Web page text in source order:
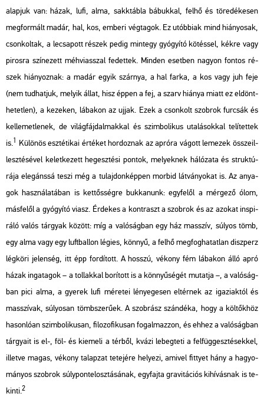
alap­juk van: házak, lufi, alma, sakk­táb­la bá­buk­kal, felhő és tö­re­dé­ke­sen
meg­for­mált madár, hal, kos, em­be­ri vég­ta­gok. Ez utób­bi­ak mind hi­á­nyo­sak,
cson­kol­tak, a le­csa­pott ré­szek pedig mint­egy gyó­gyí­tó kö­tés­sel, kékre vagy
pi­ros­ra szí­ne­zett méh­vi­asszal fe­det­tek. Min­den eset­ben na­gyon fon­tos ré­
szek hi­á­nyoz­nak: a madár egyik szár­nya, a hal farka, a kos vagy juh feje
(nem tud­hat­juk, me­lyik állat, hisz éppen a fej, a szarv hi­á­nya miatt ez el­dönt­
he­tet­len), a ke­ze­ken, lá­ba­kon az ujjak. Ezek a cson­kolt szob­rok fur­csák és
kel­le­met­le­nek, de vi­lág­fáj­dal­mak­kal és szim­bo­li­kus uta­lá­sok­kal te­lí­tet­tek
is.1 Kü­lö­nös esz­té­ti­kai ér­té­ket hor­doz­nak az ap­ró­ra vá­gott le­me­zek össze­il­
lesz­té­sé­vel ke­let­ke­zett he­gesz­té­si pon­tok, me­lyek­nek há­ló­za­ta és struk­tú­
rá­ja ele­gáns­sá teszi még a tu­laj­don­kép­pen mor­bid lát­vá­nyo­kat is. Az anya­
gok hasz­ná­la­tá­ban is ket­tős­ség­re buk­ka­nunk: egy­fe­lől a mér­ge­ző ólom,
más­fe­lől a gyó­gyí­tó viasz. Ér­de­kes a kont­raszt a szob­rok és az azo­kat ins­pi­
rá­ló valós tár­gyak kö­zött: míg a va­ló­ság­ban egy ház masszív, sú­lyos tömb,
egy alma vagy egy luft­bal­lon lé­gi­es, könnyű, a felhő meg­fog­ha­tat­lan disz­perz
lég­kö­ri je­len­ség, itt épp for­dí­tott. A hosszú, vé­kony fém lá­ba­kon álló apró
házak in­ga­ta­gok – a tol­lak­kal bo­rí­tott is a könnyű­sé­gét mu­tat­ja –, a va­ló­ság­
ban pici alma, a gye­rek lufi mé­re­tei lé­nye­ge­sen el­tér­nek az iga­zi­ak­tól és
masszí­vak, sú­lyo­san tömb­sze­rű­ek. A szob­rász szán­dé­ka, hogy a köl­tők­höz
ha­son­ló­an szim­bo­li­ku­san, fi­lo­zo­fi­ku­san fo­gal­maz­zon, és ehhez a va­ló­ság­ban
tár­gya­it is el-, föl- és ki­eme­li a tér­ből, kvázi le­beg­te­ti a fel­füg­gesz­té­sek­kel,
il­let­ve magas, vé­kony ta­lap­zat te­te­jé­re he­lye­zi, ami­vel fittyet hány a ha­gyo­
má­nyos szob­rok súly­pont­el­osz­tá­sá­nak, egy­faj­ta gra­vi­tá­ci­ós ki­hí­vás­nak is te­
kin­ti.2